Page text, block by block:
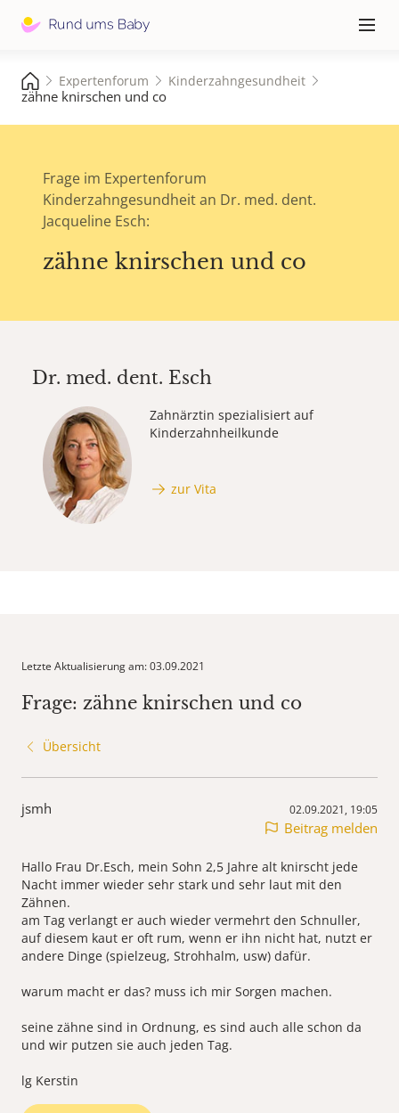
≡
Expertenforum Kinderzahngesundheit
zähne knirschen und co
Frage im Expertenforum
Kinderzahngesundheit an Dr. med. dent.
Jacqueline Esch:
zähne knirschen und co
Dr. med. dent. Esch
Zahnärztin spezialisiert auf
Kinderzahnheilkunde
zur Vita
Letzte Aktualisierung am: 03.09.2021
Frage: zähne knirschen und co
Übersicht
jsmh 02.09.2021, 19:05
Beitrag melden
Hallo Frau Dr.Esch, mein Sohn 2,5 Jahre alt knirscht jede
Nacht immer wieder sehr stark und sehr laut mit den
Zähnen.
am Tag verlangt er auch wieder vermehrt den Schnuller,
auf diesem kaut er oft rum, wenn er ihn nicht hat, nutzt er
andere Dinge (spielzeug, Strohhalm, usw) dafür.
warum macht er das? muss ich mir Sorgen machen.
seine zähne sind in Ordnung, es sind auch alle schon da
und wir putzen sie auch jeden Tag.
lg Kerstin